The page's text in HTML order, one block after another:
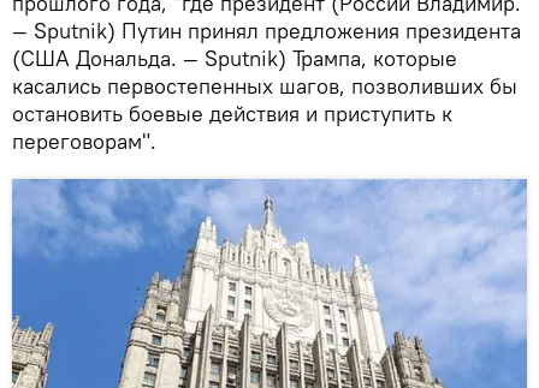
— Sputnik) Путин принял предложения президента
(США Дональда. — Sputnik) Трампа, которые
касались первостепенных шагов, позволивших бы
остановить боевые действия и приступить к
переговорам".